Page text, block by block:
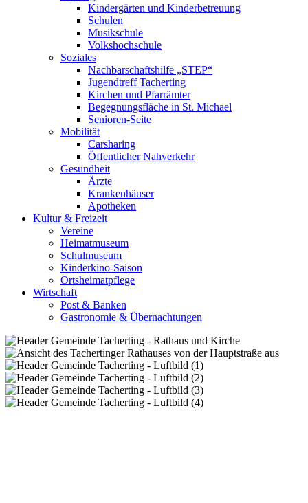
Kindergärten und Kinderbetreuung
Schulen
Musikschule
Volkshochschule
Soziales
Nachbarschaftshilfe „STEP“
Jugendtreff Tacherting
Kirchen und Pfarrämter
Begegnungsfläche in St. Michael
Senioren-Seite
Mobilität
Carsharing
Öffentlicher Nahverkehr
Gesundheit
Ärzte
Krankenhäuser
Apotheken
Kultur & Freizeit
Vereine
Heimatmuseum
Schulmuseum
Kinderkino-Saison
Ortsheimatpflege
Wirtschaft
Post & Banken
Gastronomie & Übernachtungen